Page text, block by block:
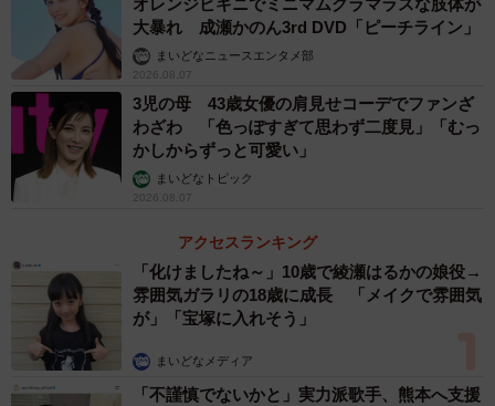
オレンジビキニでミニマムグラマラスな肢体が
大暴れ 成瀬かのん3rd DVD「ピーチライン」
まいどなニュースエンタメ部
2026.08.07
3児の母 43歳女優の肩見せコーデでファンざ
わざわ 「色っぽすぎて思わず二度見」「むっ
かしからずっと可愛い」
まいどなトピック
2026.08.07
アクセスランキング
「化けましたね～」10歳で綾瀬はるかの娘役→
雰囲気ガラリの18歳に成長 「メイクで雰囲気
が」「宝塚に入れそう」
まいどなメディア
「不謹慎でないかと」実力派歌手、熊本へ支援